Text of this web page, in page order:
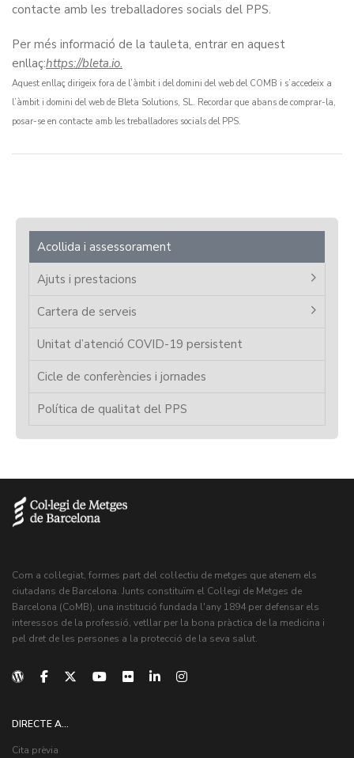
contacte amb les treballadores socials del PPS.
Per més informació de la tauleta, entrar en aquest
enllaç:https://bleta.io.
Aquest enllaç dirigeix fora de l’àmbit i del domini del web del COMB i s’accedeix a
l’àmbit i domini del web de Bleta Solutions, SL. Recordar que abans de comprar-la,
posar-se en contacte amb les treballadores socials del PPS.
Acollida i assessorament
Ajuts i prestacions
Cartera de serveis
Unitat d’atenció COVID-19 persistent
Cicle de conferències i jornades
Política de qualitat del PPS
Com a col·legiat, formes part del col·lectiu de metges que atenem els
ciutadans de Barcelona. Junts constituïm el Col·legi de Metges de
Barcelona (CoMB), una institució fundada l'any 1894 per defensar els
interessos de la professió, vetllar per la bona pràctica de la medicina i
pel dret de les persones a la protecció de la seva salut.
DIRECTE A...
Cita prèvia